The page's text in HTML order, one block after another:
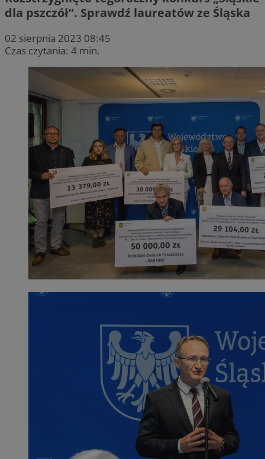
dla pszczół”. Sprawdź laureatów ze Śląska
02 sierpnia 2023 08:45
Czas czytania: 4 min.